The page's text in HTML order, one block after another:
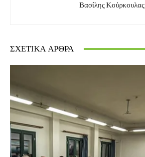
Βασίλης Κούρκουλας
ΣΧΕΤΙΚΆ ΆΡΘΡΑ